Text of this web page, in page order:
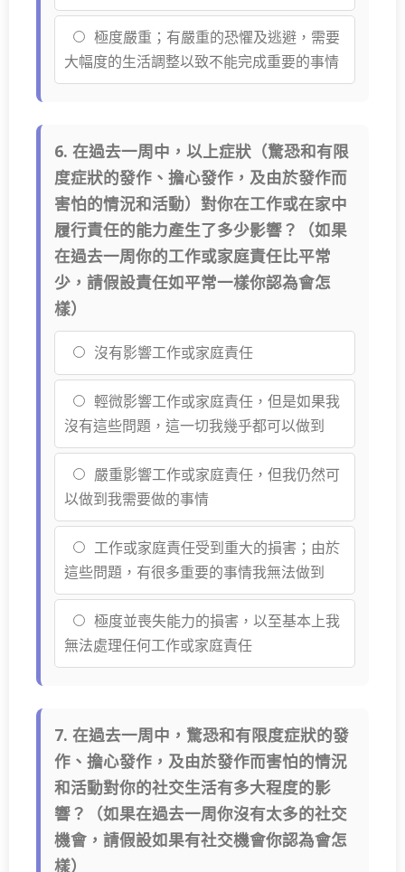
極度嚴重；有嚴重的恐懼及逃避，需要
大幅度的生活調整以致不能完成重要的事情
6. 在過去一周中，以上症狀（驚恐和有限
度症狀的發作、擔心發作，及由於發作而
害怕的情況和活動）對你在工作或在家中
履行責任的能力產生了多少影響？（如果
在過去一周你的工作或家庭責任比平常
少，請假設責任如平常一樣你認為會怎
樣）
沒有影響工作或家庭責任
輕微影響工作或家庭責任，但是如果我
沒有這些問題，這一切我幾乎都可以做到
嚴重影響工作或家庭責任，但我仍然可
以做到我需要做的事情
工作或家庭責任受到重大的損害；由於
這些問題，有很多重要的事情我無法做到
極度並喪失能力的損害，以至基本上我
無法處理任何工作或家庭責任
7. 在過去一周中，驚恐和有限度症狀的發
作、擔心發作，及由於發作而害怕的情況
和活動對你的社交生活有多大程度的影
響？（如果在過去一周你沒有太多的社交
機會，請假設如果有社交機會你認為會怎
樣）